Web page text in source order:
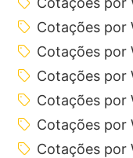
Cotações por
Cotações por
Cotações por
Cotações por
Cotações por
Cotações por